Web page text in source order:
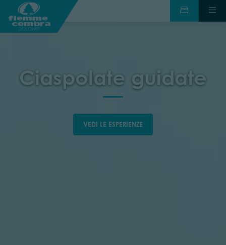
Ciaspolate guidate
VEDI LE ESPERIENZE